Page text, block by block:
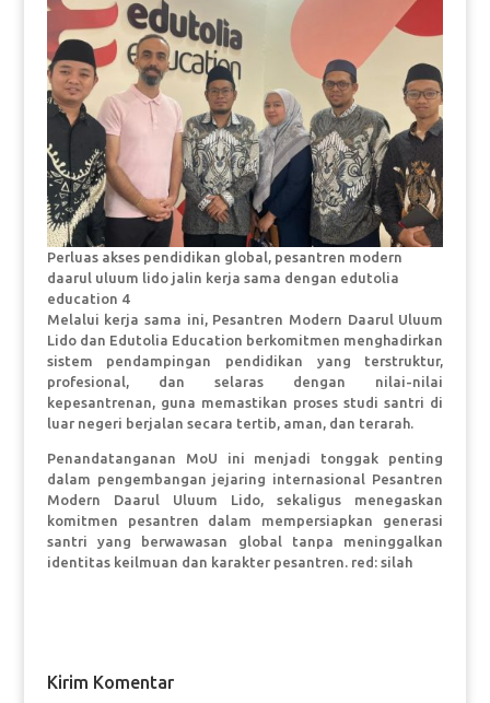
Perluas akses pendidikan global, pesantren modern
daarul uluum lido jalin kerja sama dengan edutolia
education 4
Melalui kerja sama ini, Pesantren Modern Daarul Uluum
Lido dan Edutolia Education berkomitmen menghadirkan
sistem pendampingan pendidikan yang terstruktur,
profesional, dan selaras dengan nilai-nilai
kepesantrenan, guna memastikan proses studi santri di
luar negeri berjalan secara tertib, aman, dan terarah.
Penandatanganan MoU ini menjadi tonggak penting
dalam pengembangan jejaring internasional Pesantren
Modern Daarul Uluum Lido, sekaligus menegaskan
komitmen pesantren dalam mempersiapkan generasi
santri yang berwawasan global tanpa meninggalkan
identitas keilmuan dan karakter pesantren. red: silah
Kirim Komentar